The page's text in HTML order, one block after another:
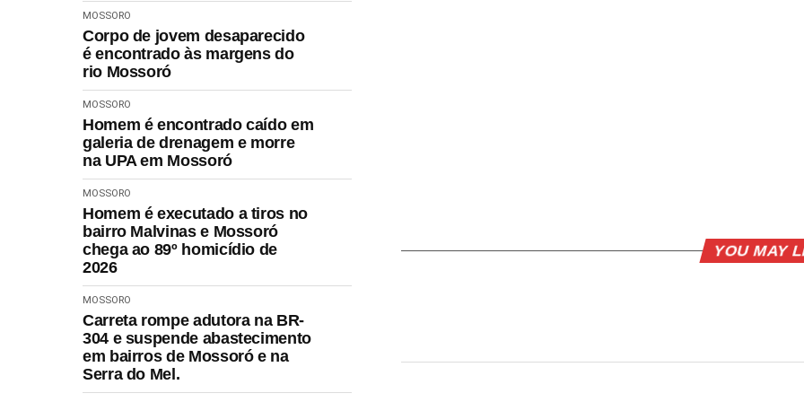
MOSSORO
Corpo de jovem desaparecido
é encontrado às margens do
rio Mossoró
MOSSORO
Homem é encontrado caído em
galeria de drenagem e morre
na UPA em Mossoró
MOSSORO
Homem é executado a tiros no
bairro Malvinas e Mossoró
chega ao 89º homicídio de
2026
MOSSORO
Carreta rompe adutora na BR-
304 e suspende abastecimento
em bairros de Mossoró e na
Serra do Mel.
YOU MAY